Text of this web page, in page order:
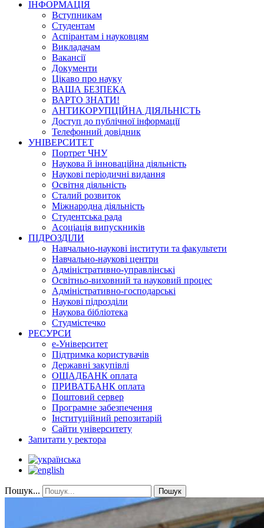
ІНФОРМАЦІЯ
Вступникам
Студентам
Аспірантам і науковцям
Викладачам
Вакансії
Документи
Цікаво про науку
ВАША БЕЗПЕКА
ВАРТО ЗНАТИ!
АНТИКОРУПЦІЙНА ДІЯЛЬНІСТЬ
Доступ до публічної інформації
Телефонний довідник
УНІВЕРСИТЕТ
Портрет ЧНУ
Наукова й інноваційна діяльність
Наукові періодичні видання
Освітня діяльність
Сталий розвиток
Міжнародна діяльність
Студентська рада
Асоціація випускників
ПІДРОЗДІЛИ
Навчально-наукові інститути та факультети
Навчально-наукові центри
Адміністративно-управлінські
Освітньо-виховний та науковий процес
Адміністративно-господарські
Наукові підрозділи
Наукова бібліотека
Студмістечко
РЕСУРСИ
е-Університет
Підтримка користувачів
Державні закупівлі
ОЩАДБАНК оплата
ПРИВАТБАНК оплата
Поштовий сервер
Програмне забезпечення
Інституційний репозитарій
Сайти університету
Запитати у ректора
Пошук... Пошук